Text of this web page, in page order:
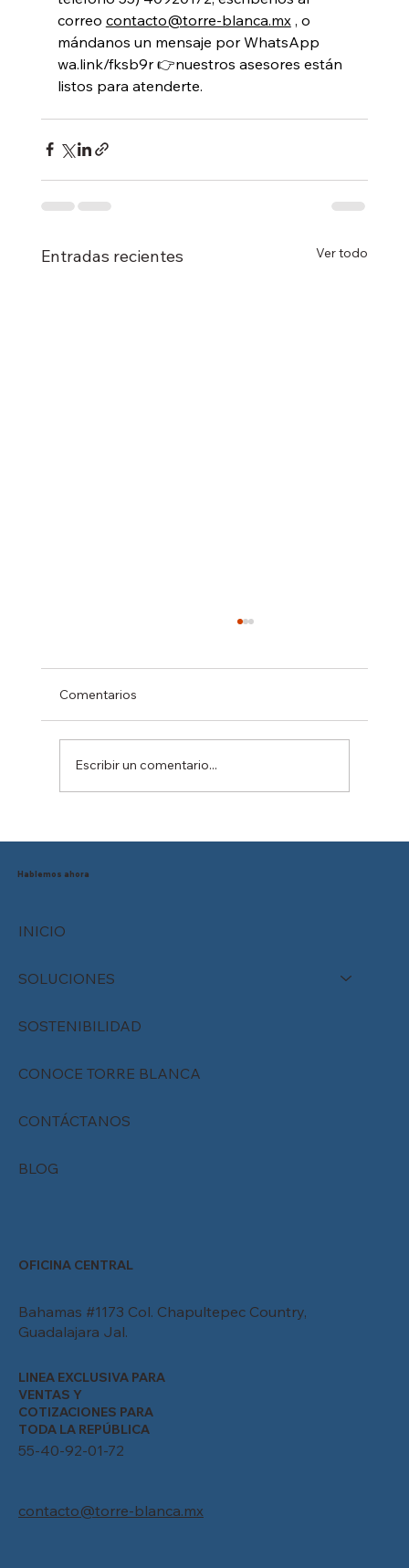
correo contacto@torre-blanca.mx , o
mándanos un mensaje por WhatsApp
wa.link/fksb9r 👉nuestros asesores están
listos para atenderte.
Entradas recientes Ver todo
Comentarios
Escribir un comentario...
INICIO
SOLUCIONES
SOSTENIBILIDAD
CONOCE TORRE BLANCA
CONTÁCTANOS
BLOG
Hablemos ahora
OFICINA CENTRAL
Bahamas #1173 Col. Chapultepec Country,
Guadalajara Jal.
LINEA EXCLUSIVA PARA
VENTAS Y
COTIZACIONES PARA
TODA LA REPÚBLICA
55-40-92-01-72
contacto@torre-blanca.mx